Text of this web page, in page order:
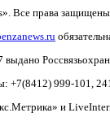
Все права
+7(8412) 999-101,
и